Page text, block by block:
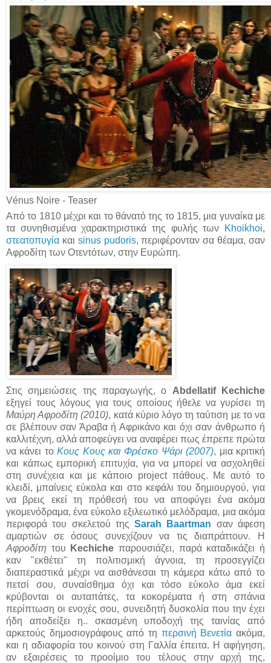
Vénus Noire - Teaser
Από το 1810 μέχρι και το θάνατό της το 1815, μια γυναίκα με
τα συνηθισμένα χαρακτηριστικά της φυλής των
Khoikhoi,
στεατοπυγία και sinus pudoris, περιφέρονταν σα θέαμα, σαν
Αφροδίτη των Οτεντότων, στην Ευρώπη.
Στις σημειώσεις της παραγωγής, ο Abdellatif Kechiche
εξηγεί τους λόγους για τους οποίους ήθελε να γυρίσει τη
Μαύρη Αφροδίτη (2010), κατά κύριο λόγο τη ταύτιση με το να
σε βλέπουν σαν Άραβα ή Αφρικάνο και όχι σαν άνθρωπο ή
καλλιτέχνη, αλλά αποφεύγει να αναφέρει πως έπρεπε πρώτα
να κάνει τοΚους Κους και Φρέσκο Ψάρι (2007), μια κριτική
και κάπως εμπορική επιτυχία, για να μπορεί να ασχοληθεί
στη συνέχεια και με κάποιο project πάθους. Με αυτό το
κλειδί, μπαίνεις εύκολα και στο κεφάλι του δημιουργού, για
να βρεις εκεί τη πρόθεσή του να αποφύγει ένα ακόμα
γκομενόδραμα, ένα εύκολο εξιλεωτικό μελόδραμα, μια ακόμα
περιφορά του σκελετού τηςSarah Baartman σαν άφεση
αμαρτιών σε όσους συνεχίζουν να τις διαπράττουν. Η
Αφροδίτη του Kechiche παρουσιάζει, παρά καταδικάζει ή
καν "εκθέτει" τη πολιτισμική άγνοια, τη προσεγγίζει
διαπεραστικά μέχρι να αισθάνεσαι τη κάμερα κάτω από το
πετσί σου, συναίσθημα όχι και τόσο εύκολο άμα εκεί
κρύβονται οι αυταπάτες, τα κοκορέματα ή στη σπάνια
περίπτωση οι ενοχές σου, συνειδητή δυσκολία που την έχει
ήδη αποδείξει η.. σκασμένη υποδοχή της ταινίας από
αρκετούς δημοσιογράφους από τη περσινή Βενετία ακόμα,
και η αδιαφορία του κοινού στη Γαλλία έπειτα. Η αφήγηση,
αν εξαιρέσεις το προοίμιο του τέλους στην αρχή της,